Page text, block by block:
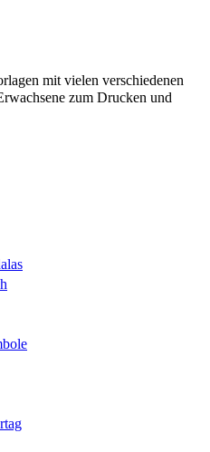
mit vielen verschiedenen
zum Drucken und